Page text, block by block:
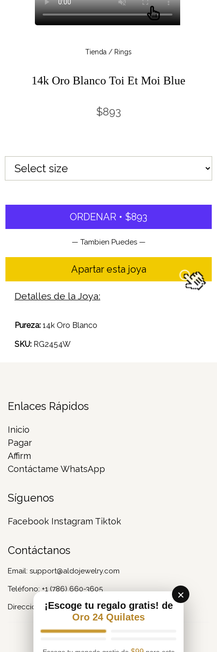
Tienda / Rings
14k Oro Blanco Toi Et Moi Blue
$893
ORDENAR • $893
— Tambien Puedes —
Apartar esta joya
Detalles de la Joya:
Pureza: 14k Oro Blanco
SKU: RG2454W
Enlaces Rápidos
Inicio
Pagar
Affirm
Contáctame WhatsApp
Síguenos
Facebook Instagram Tiktok
Contáctanos
Email: support@aldojewelry.com
Teléfono: +1 (786) 660-3605
Dirección: 117 NE 1st Ave, Miami, FL 33132 US
×
¡Escoge tu regalo gratis! de
Oro 24 Quilates